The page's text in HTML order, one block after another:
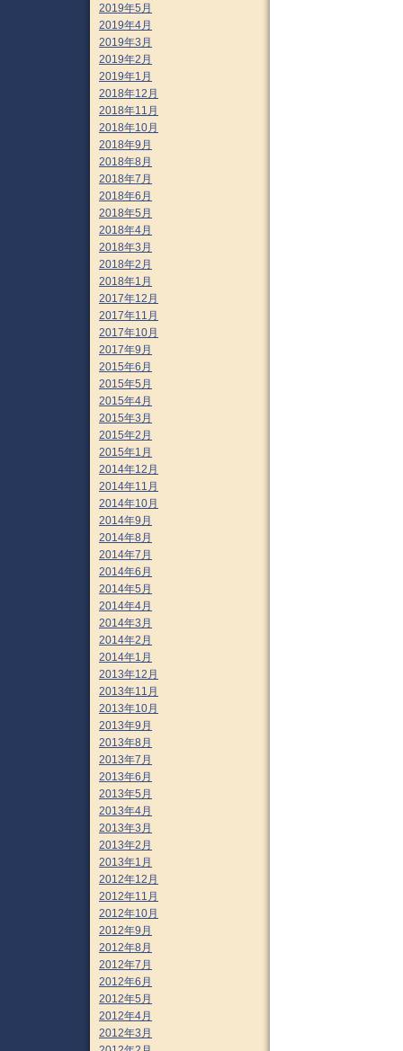
2019年5月
2019年4月
2019年3月
2019年2月
2019年1月
2018年12月
2018年11月
2018年10月
2018年9月
2018年8月
2018年7月
2018年6月
2018年5月
2018年4月
2018年3月
2018年2月
2018年1月
2017年12月
2017年11月
2017年10月
2017年9月
2015年6月
2015年5月
2015年4月
2015年3月
2015年2月
2015年1月
2014年12月
2014年11月
2014年10月
2014年9月
2014年8月
2014年7月
2014年6月
2014年5月
2014年4月
2014年3月
2014年2月
2014年1月
2013年12月
2013年11月
2013年10月
2013年9月
2013年8月
2013年7月
2013年6月
2013年5月
2013年4月
2013年3月
2013年2月
2013年1月
2012年12月
2012年11月
2012年10月
2012年9月
2012年8月
2012年7月
2012年6月
2012年5月
2012年4月
2012年3月